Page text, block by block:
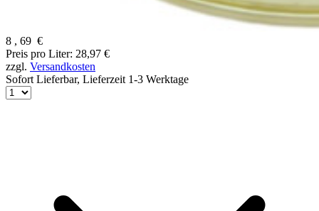
8 , 69 €
Preis pro Liter: 28,97 €
zzgl. Versandkosten
Sofort Lieferbar, Lieferzeit 1-3 Werktage